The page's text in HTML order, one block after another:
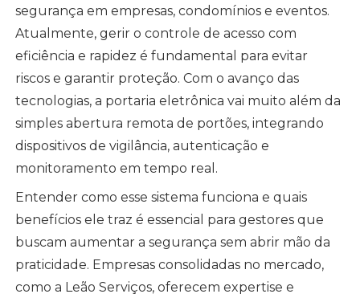
segurança em empresas, condomínios e eventos.
Atualmente, gerir o controle de acesso com
eficiência e rapidez é fundamental para evitar
riscos e garantir proteção. Com o avanço das
tecnologias, a portaria eletrônica vai muito além da
simples abertura remota de portões, integrando
dispositivos de vigilância, autenticação e
monitoramento em tempo real.
Entender como esse sistema funciona e quais
benefícios ele traz é essencial para gestores que
buscam aumentar a segurança sem abrir mão da
praticidade. Empresas consolidadas no mercado,
como a Leão Serviços, oferecem expertise e